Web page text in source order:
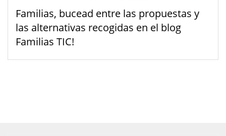
Familias, bucead entre las propuestas y
las alternativas recogidas en el blog
Familias TIC!